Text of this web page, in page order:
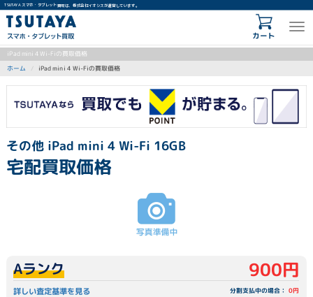
TSUTAYA スマホ・タブレット買取は、株式会社イオシスが運営しています。
カート
iPad mini 4 Wi-Fiの買取価格
ホーム iPad mini 4 Wi-Fiの買取価格
その他 iPad mini 4 Wi-Fi 16GB
宅配買取価格
詳しい査定基準を見る
Aランク 900円
分割支払中の場合：0円